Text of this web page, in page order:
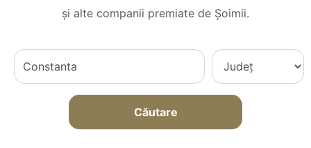
și alte companii premiate de Șoimii.
Căutare